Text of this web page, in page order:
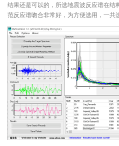
结果还是可以的，所选地震波反应谱在
范反应谱吻合非常好，为方便选用，一共